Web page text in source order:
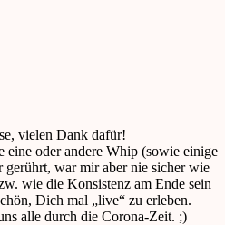
vielen Dank dafür!
eine oder andere Whip (sowie einige
gerührt, war mir aber nie sicher wie
wie die Konsistenz am Ende sein
Dich mal „live“ zu erleben.
alle durch die Corona-Zeit. ;)